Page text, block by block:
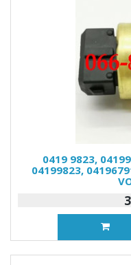
0419 9823,
04199823,